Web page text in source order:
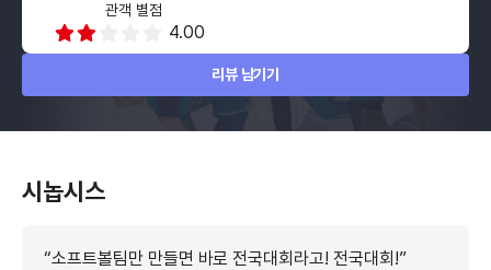
관객 별점
4.00
리뷰 남기기
시놉시스
“소프트볼팀만 만들면 바로 전국대회라고! 전국대회!”